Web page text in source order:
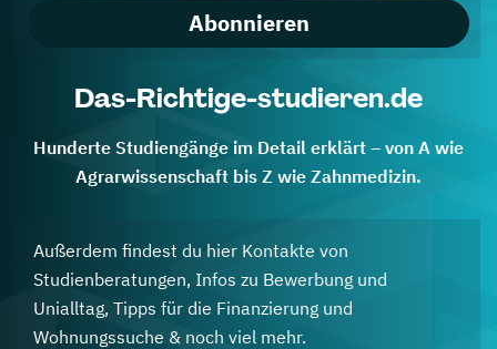
Abonnieren
Das-Richtige-studieren.de
Hunderte Studiengänge im Detail erklärt – von A wie
Agrarwissenschaft bis Z wie Zahnmedizin.
Außerdem findest du hier Kontakte von
Studienberatungen, Infos zu Bewerbung und
Unialltag, Tipps für die Finanzierung und
Wohnungssuche & noch viel mehr.